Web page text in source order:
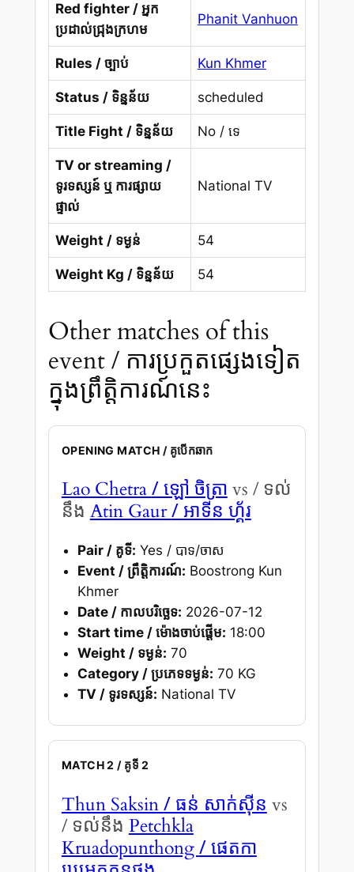
Red fighter / អ្នក
ប្រដាល់ជ្រុងក្រហម
Phanit Vanhuon
Rules / ច្បាប់ Kun Khmer
Status / ទិន្នន័យ scheduled
Title Fight / ទិន្នន័យ No / ទេ
TV or streaming /
ទូរទស្សន៍ ឬ ការផ្សាយ
ផ្ទាល់
National TV
Weight / ទម្ងន់ 54
Weight Kg / ទិន្នន័យ 54
Other matches of this
event / ការប្រកួតផ្សេងទៀត
ក្នុងព្រឹត្តិការណ៍នេះ
OPENING MATCH / គូបើកឆាក
Lao Chetra/ ឡៅ ចិត្រា vs / ទល់
នឹង Atin Gaur/ អាទីន ហ្គ័រ
Pair / គូទី: Yes / បាទ/ចាស
Event / ព្រឹត្តិការណ៍: Boostrong Kun
Khmer
Date / កាលបរិច្ឆេទ: 2026-07-12
Start time / ម៉ោងចាប់ផ្តើម: 18:00
Weight / ទម្ងន់: 70
Category / ប្រភេទទម្ងន់: 70 KG
TV / ទូរទស្សន៍: National TV
MATCH 2 / គូទី 2
Thun Saksin/ ធន់ សាក់ស៊ីន vs
/ ទល់នឹង Petchkla
Kruadopunthong/ ផេតកា